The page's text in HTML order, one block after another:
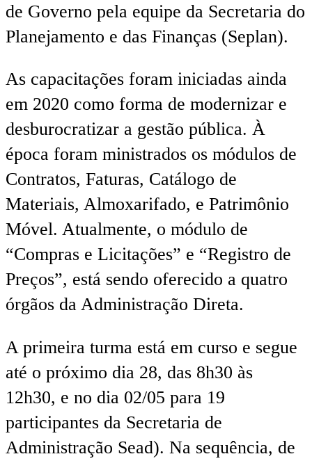
de Governo pela equipe da Secretaria do
Planejamento e das Finanças (Seplan).
As capacitações foram iniciadas ainda
em 2020 como forma de modernizar e
desburocratizar a gestão pública. À
época foram ministrados os módulos de
Contratos, Faturas, Catálogo de
Materiais, Almoxarifado, e Patrimônio
Móvel. Atualmente, o módulo de
“Compras e Licitações” e “Registro de
Preços”, está sendo oferecido a quatro
órgãos da Administração Direta.
A primeira turma está em curso e segue
até o próximo dia 28, das 8h30 às
12h30, e no dia 02/05 para 19
participantes da Secretaria de
Administração Sead). Na sequência, de